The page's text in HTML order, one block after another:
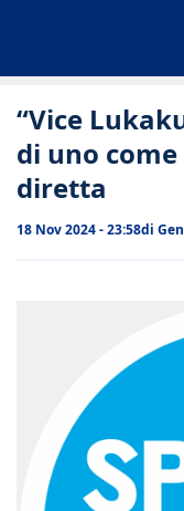
“Vice
di uno
diretta
18 Nov 2024 - 23:58di